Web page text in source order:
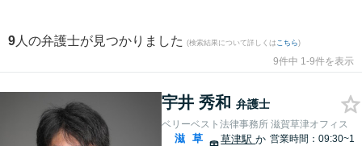
9 人の弁護士が見つかりました (検索結果について詳しくは こちら)
9件中 1-9件を表示
宇井 秀和 弁護士
ベリーベスト法律事務所 滋賀草津オフィス
滋
草
草津駅か 営業時間：09:30~1